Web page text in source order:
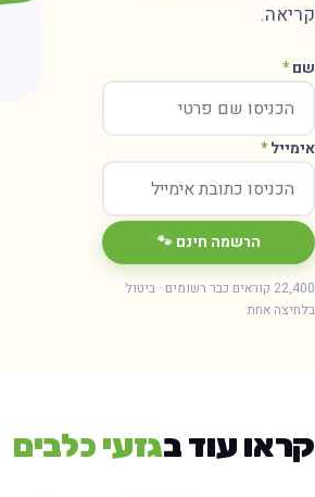
*
*
הרשמה חינם 🐾
22,400 קוראים כבר רשומים · ביטול
אחת
עוד בגזעי כלבים